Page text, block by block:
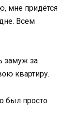
мне придётся
Всем
замуж за
квартиру.
был просто